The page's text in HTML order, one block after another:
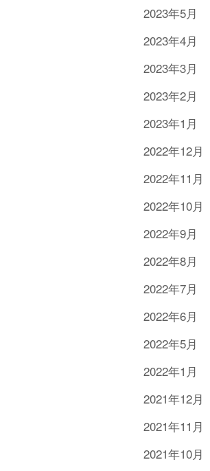
2023年5月
2023年4月
2023年3月
2023年2月
2023年1月
2022年12月
2022年11月
2022年10月
2022年9月
2022年8月
2022年7月
2022年6月
2022年5月
2022年1月
2021年12月
2021年11月
2021年10月